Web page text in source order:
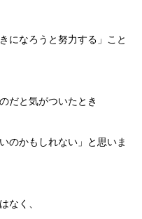
になろうと努力する」こと
だと気がついたとき
のかもしれない」と思いま
なく、